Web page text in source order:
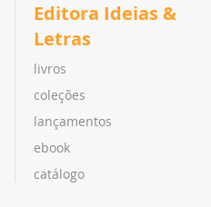
Editora Ideias &
Letras
livros
coleções
lançamentos
ebook
catálogo